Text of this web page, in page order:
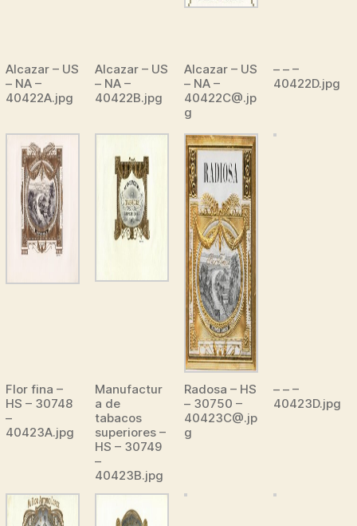
Alcazar – US
– NA –
40422A.jpg
Alcazar – US
– NA –
40422B.jpg
Alcazar – US
– NA –
40422C@.jp
g
– – –
40422D.jpg
Flor fina –
HS – 30748
–
40423A.jpg
Manufactur
a de
tabacos
superiores –
HS – 30749
–
40423B.jpg
Radosa – HS
– 30750 –
40423C@.jp
g
– – –
40423D.jpg